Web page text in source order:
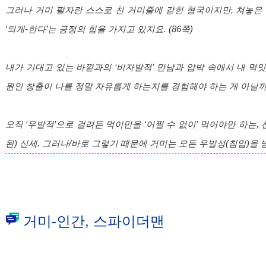
그러나 거미 팔자란 스스로 친 거미줄에 갇힌 형국이지만, 쳐놓
‘되게-한다’는 긍정의 힘을 가지고 있지요. (86쪽)
내가 기대고 있는 바깥과의 ‘비자발적’ 만남과 압박 속에서 내 먹
원인 창출이 나를 정말 자유롭게 하는지를 경험해야 하는 게 아닐
오직 ‘우발적’으로 걸려든 먹이만을 ‘어쩔 수 없이’ 먹어야만 하
된) 신세. 그러나/바로 그렇기 때문에 거미는 모든 우발성(침입)을
거미-인간, 스파이더맨